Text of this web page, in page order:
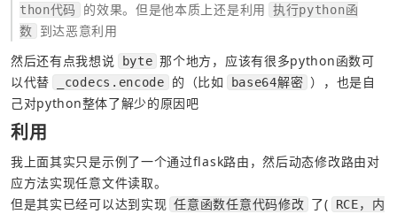
thon代码
的效果。但是他本质上还是利用
执行python函
数
到达恶意利用
然后还有点我想说
byte 那个地方，应该有很多python函数可
以代替
_codecs.encode 的（比如 base64解密 ），也是自
己对python整体了解少的原因吧
利用
我上面其实只是示例了一个通过flask路由，然后动态修改路由对
应方法实现任意文件读取。
但是其实已经可以达到实现 任意函数任意代码修改 了(
RCE，内